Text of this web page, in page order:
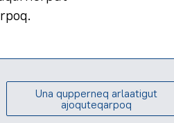
Una qupperneq arlaatigut
ajoquteqarpoq